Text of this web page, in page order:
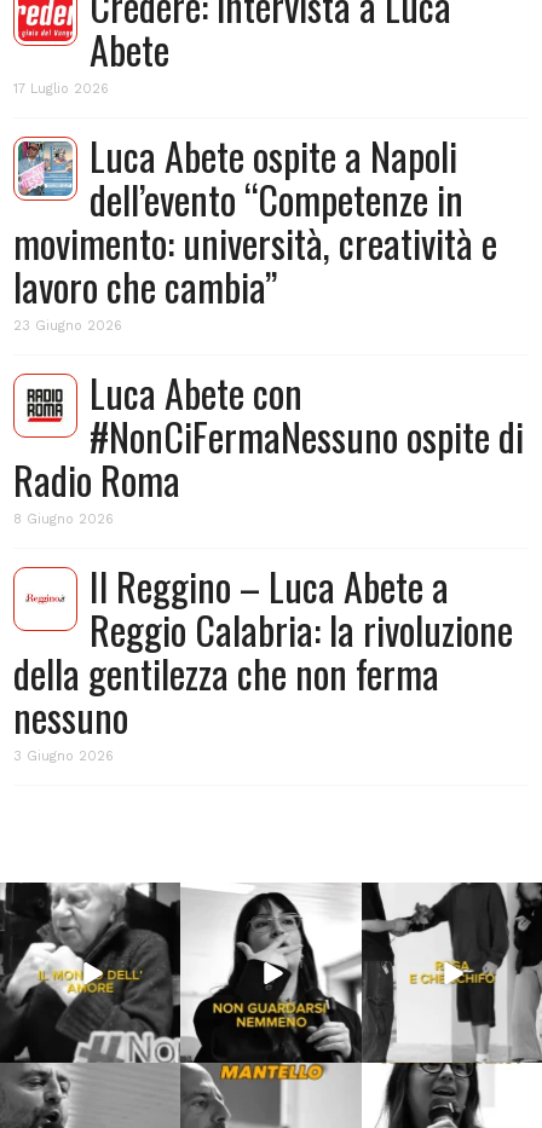
Abete
17 Luglio 2026
Luca Abete ospite a Napoli
dell’evento “Competenze in
movimento: università, creatività e
lavoro che cambia”
23 Giugno 2026
Luca Abete con
#NonCiFermaNessuno ospite di
Radio Roma
8 Giugno 2026
Il Reggino – Luca Abete a
Reggio Calabria: la rivoluzione
della gentilezza che non ferma
nessuno
3 Giugno 2026
Lug 31
211 4
Lug 16
53 1
Lug 13
198 10
Lug 9
54
Giu 21 Giu 18
871